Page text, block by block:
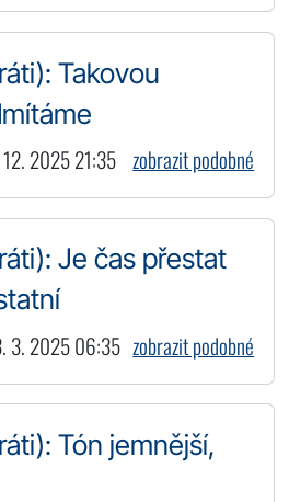
Takovou
2025 21:35 zobrazit podobné
Je čas přestat
3. 2025 06:35 zobrazit podobné
Tón jemnější,